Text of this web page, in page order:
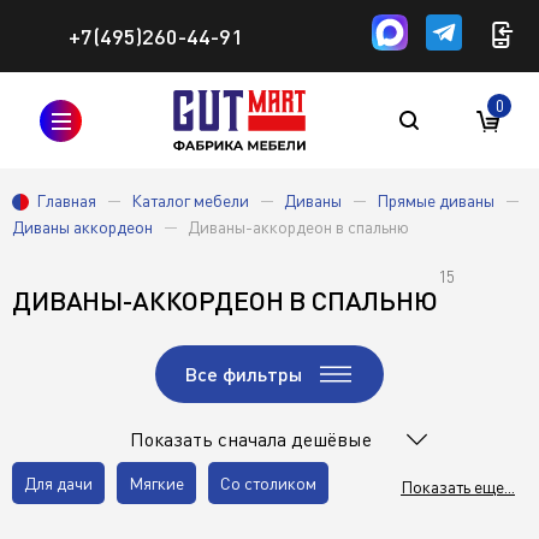
+7(495)260-44-91
0
Главная Каталог мебели Диваны
Прямые диваны
Диваны аккордеон
Диваны-аккордеон в спальню
ДИВАНЫ-АККОРДЕОН В СПАЛЬНЮ
15
Все фильтры
Показать сначала дешёвые
Показать еще...
Для дачи Мягкие Со столиком